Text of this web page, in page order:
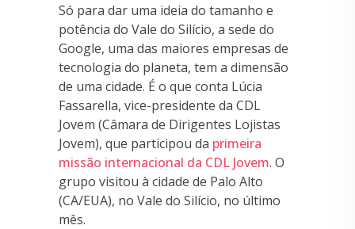
Só para dar uma ideia do tamanho e
potência do Vale do Silício, a sede do
Google, uma das maiores empresas de
tecnologia do planeta, tem a dimensão
de uma cidade. É o que conta Lúcia
Fassarella, vice-presidente da CDL
Jovem (Câmara de Dirigentes Lojistas
Jovem), que participou da primeira
missão internacional da CDL Jovem. O
grupo visitou à cidade de Palo Alto
(CA/EUA), no Vale do Silício, no último
mês.